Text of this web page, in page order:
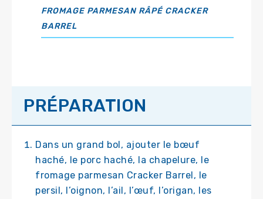
FROMAGE PARMESAN RÂPÉ CRACKER
BARREL
PRÉPARATION
Dans un grand bol, ajouter le bœuf
haché, le porc haché, la chapelure, le
fromage parmesan Cracker Barrel, le
persil, l’oignon, l’ail, l’œuf, l’origan, les